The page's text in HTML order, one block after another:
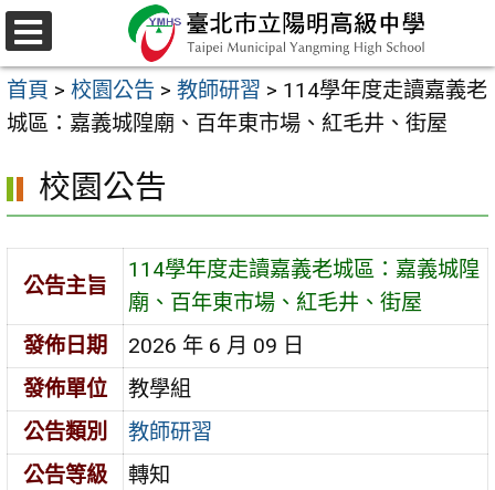
跳
至
主
要
容
區
選
單
首頁 > 校園公告 > 教師研習 > 114學年度走讀嘉義老
城區：嘉義城隍廟、百年東市場、紅毛井、街屋
校園公告
公告主旨
114學年度走讀嘉義老城區：嘉義城隍
廟、百年東市場、紅毛井、街屋
發佈日期
2026 年 6 月 09 日
發佈單位
教學組
公告類別
教師研習
公告等級
轉知